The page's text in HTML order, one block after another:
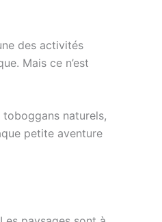
des activités
Mais ce n’est
naturels,
petite aventure